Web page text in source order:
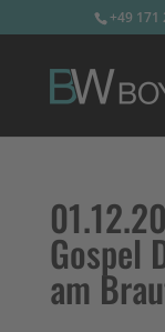
+49 171
Gospel
am